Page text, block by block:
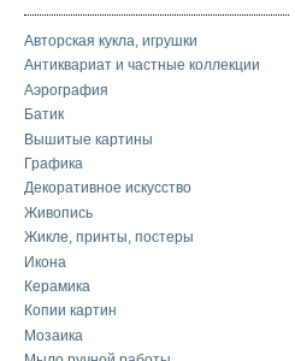
Авторская кукла, игрушки
Антиквариат и частные коллекции
Аэрография
Батик
Вышитые картины
Графика
Декоративное искусство
Живопись
Жикле, принты, постеры
Икона
Керамика
Копии картин
Мозаика